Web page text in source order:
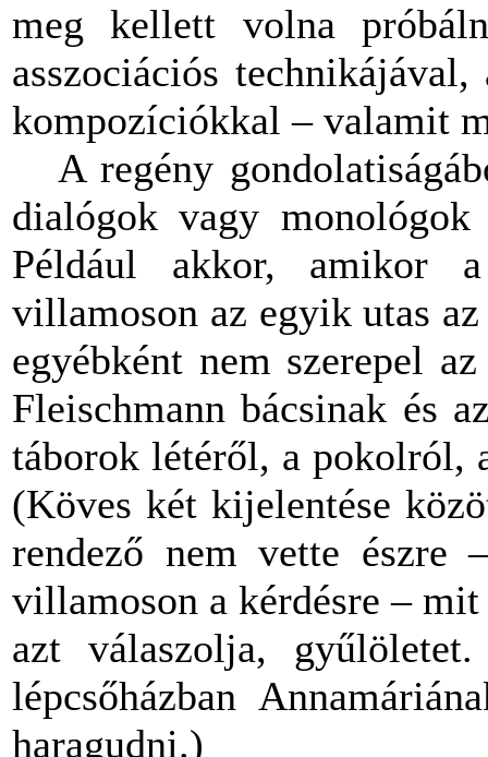
meg kellett volna
asszociációs
kompozíciókkal – valamit
A regény
dialógok vagy
Például akkor, amikor
villamoson az egyik utas
egyébként nem szerepel
Fleischmann bácsinak és
táborok létéről, a pokolról,
(Köves két kijelentése
rendező nem vette észre
villamoson a kérdésre –
azt válaszolja,
lépcsőházban
haragudni.)